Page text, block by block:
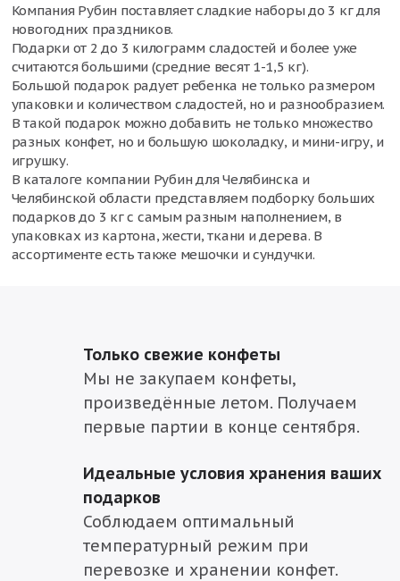
Компания Рубин поставляет сладкие наборы до 3 кг для
новогодних праздников.
Подарки от 2 до 3 килограмм сладостей и более уже
считаются большими (средние весят 1-1,5 кг).
Большой подарок радует ребенка не только размером
упаковки и количеством сладостей, но и разнообразием.
В такой подарок можно добавить не только множество
разных конфет, но и большую шоколадку, и мини-игру, и
игрушку.
В каталоге компании Рубин для Челябинска и
Челябинской области представляем подборку больших
подарков до 3 кг с самым разным наполнением, в
упаковках из картона, жести, ткани и дерева. В
ассортименте есть также мешочки и сундучки.
Только свежие конфеты
Мы не закупаем конфеты,
произведённые летом. Получаем
первые партии в конце сентября.
Идеальные условия хранения ваших
подарков
Соблюдаем оптимальный
температурный режим при
перевозке и хранении конфет.